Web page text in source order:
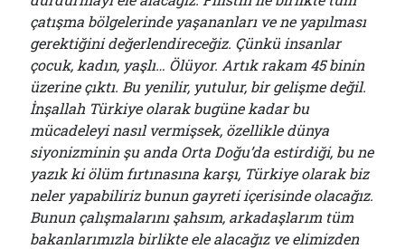
çatışma bölgelerinde yaşananları ve ne yapılması
gerektiğini değerlendireceğiz. Çünkü insanlar
çocuk, kadın, yaşlı… Ölüyor. Artık rakam 45 binin
üzerine çıktı. Bu yenilir, yutulur, bir gelişme değil.
İnşallah Türkiye olarak bugüne kadar bu
mücadeleyi nasıl vermişsek, özellikle dünya
siyonizminin şu anda Orta Doğu’da estirdiği, bu ne
yazık ki ölüm fırtınasına karşı, Türkiye olarak biz
neler yapabiliriz bunun gayreti içerisinde olacağız.
Bunun çalışmalarını şahsım, arkadaşlarım tüm
bakanlarımızla birlikte ele alacağız ve elimizden